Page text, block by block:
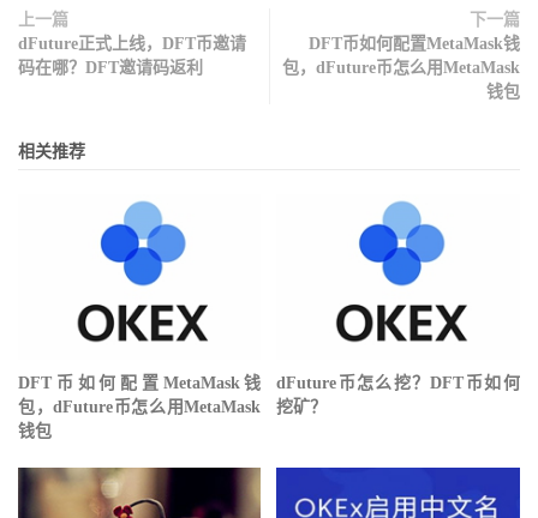
上一篇
dFuture正式上线，DFT币邀请
码在哪？DFT邀请码返利
下一篇
DFT币如何配置MetaMask钱
包，dFuture币怎么用MetaMask
钱包
相关推荐
DFT币如何配置MetaMask钱
包，dFuture币怎么用MetaMask
钱包
dFuture币怎么挖？DFT币如何
挖矿？